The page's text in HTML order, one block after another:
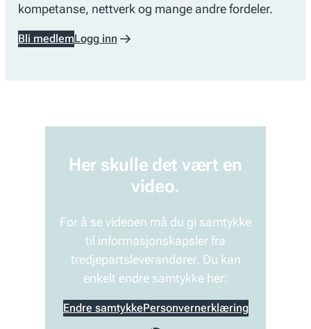
kompetanse, nettverk og mange andre fordeler.
Bli medlemLogg inn
Her skulle det vært en
video.
For å se videoen må du gi samtykke
til informasjonskapsler fra
tredjepartsleverandører. Du kan
enkelt endre samtykke her:
Endre samtykkePersonvernerklæring